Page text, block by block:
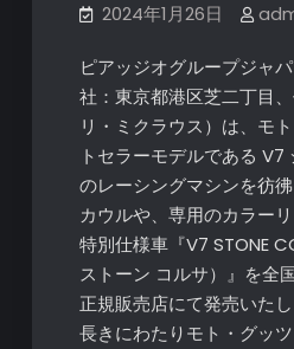
2024年1月26日
ピアッジオグループジャ
社：東京都港区芝二丁目
リ・ミクラウス）は、モ
トセラーモデルである V7
のレーシングマシンを彷
カウルや、専用のカラー
特別仕様車『V7 STONE
ストーン コルサ）』を全
正規販売店にて発売いたし
長きにわたりモト・グッ